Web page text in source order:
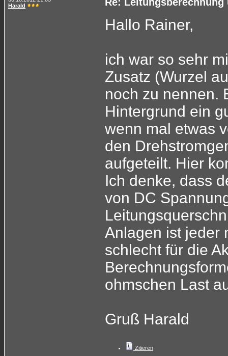
Harald
Hallo Rainer,
ich war so sehr
Zusatz (Wurzel
noch zu nennen.
Hintergrund ein
wenn mal etwas
den
aufgeteilt. Hier
Ich denke, dass
von DC
Anlagen ist jeder
schlecht für die
ohmschen Last
Gruß Harald
Zitieren